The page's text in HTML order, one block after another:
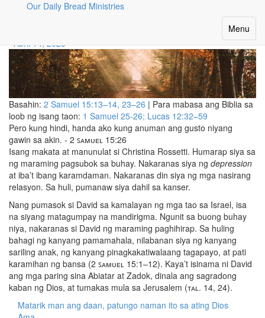
Our Daily Bread Ministries
Toggle
Menu
PAGHARAP SA PAGSUBOK
Abril 14, 2025
Basahin: 2 Samuel 15:13–14, 23–26 | Para mabasa ang Biblia sa
loob ng isang taon: 1 Samuel 25-26; Lucas 12:32–59
Pero kung hindi, handa ako kung anuman ang gusto niyang
gawin sa akin. - 2 ꜱᴀᴍᴜᴇʟ 15:26
Isang makata at manunulat si Christina Rossetti. Humarap siya sa
ng maraming pagsubok sa buhay. Nakaranas siya ng depression
at iba’t ibang karamdaman. Nakaranas din siya ng mga nasirang
relasyon. Sa huli, pumanaw siya dahil sa kanser.
Nang pumasok si David sa kamalayan ng mga tao sa Israel, isa
na siyang matagumpay na mandirigma. Ngunit sa buong buhay
niya, nakaranas si David ng maraming paghihirap. Sa huling
bahagi ng kanyang pamamahala, nilabanan siya ng kanyang
sariling anak, ng kanyang pinagkakatiwalaang tagapayo, at pati
karamihan ng bansa (2 ꜱᴀᴍᴜᴇʟ 15:1–12). Kaya’t isinama ni David
ang mga paring sina Abiatar at Zadok, dinala ang sagradong
kaban ng Dios, at tumakas mula sa Jerusalem (ᴛᴀʟ. 14, 24).
Matarik man ang daan, patungo naman ito sa ating Dios